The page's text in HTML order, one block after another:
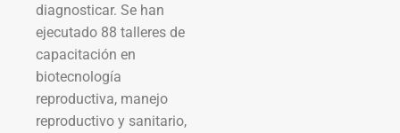
diagnosticar. Se han
ejecutado 88 talleres de
capacitación en
biotecnología
reproductiva, manejo
reproductivo y sanitario,